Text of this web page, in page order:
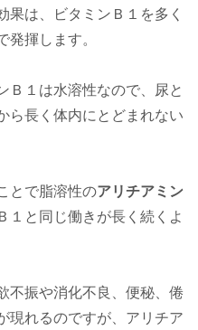
果は、ビタミンＢ１を多く
発揮します。
Ｂ１は水溶性なので、尿と
ら長く体内にとどまれない
とで脂溶性のアリチアミン
１と同じ働きが長く続くよ
不振や消化不良、便秘、倦
現れるのですが、アリチア